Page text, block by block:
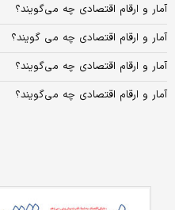
آمار و ارقام اقتصادی چه می‌گویند؟
آمار و ارقام اقتصادی چه می گویند؟
آمار و ارقام اقتصادی چه می‌گویند؟
آمار و ارقام اقتصادی چه می‌گویند؟